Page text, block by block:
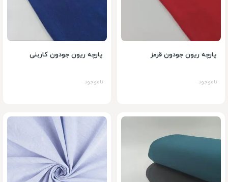
پارچه ریون جودون قرمز
ناموجود
پارچه ریون جودون کاربنی
ناموجود